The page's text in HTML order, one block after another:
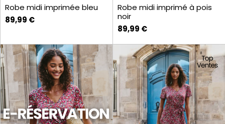
Robe midi imprimée bleu
89,99 €
Robe midi imprimé à pois
noir
89,99 €